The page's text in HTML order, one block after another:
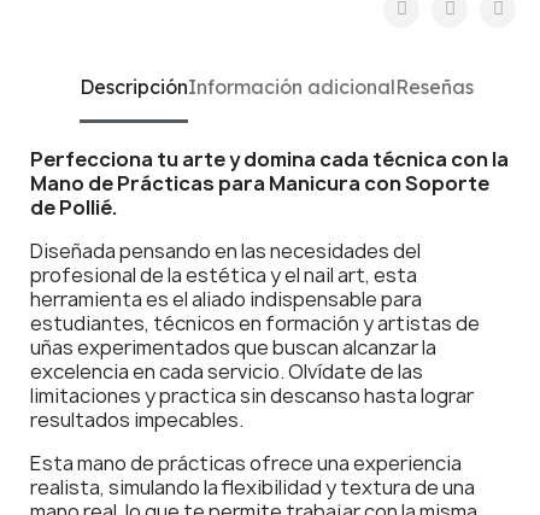
DescripciónInformación adicionalReseñas
Perfecciona tu arte y domina cada técnica con la
Mano de Prácticas para Manicura con Soporte
de Pollié.
Diseñada pensando en las necesidades del
profesional de la estética y el nail art, esta
herramienta es el aliado indispensable para
estudiantes, técnicos en formación y artistas de
uñas experimentados que buscan alcanzar la
excelencia en cada servicio. Olvídate de las
limitaciones y practica sin descanso hasta lograr
resultados impecables.
Esta mano de prácticas ofrece una experiencia
realista, simulando la flexibilidad y textura de una